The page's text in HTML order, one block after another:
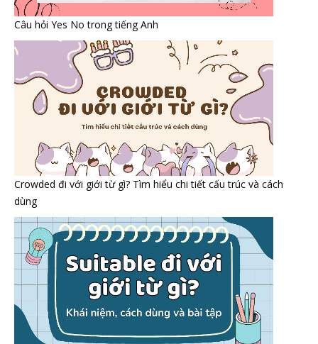
Câu hỏi Yes No trong tiếng Anh
Crowded đi với giới từ gì? Tìm hiểu chi tiết cấu trúc và cách
dùng